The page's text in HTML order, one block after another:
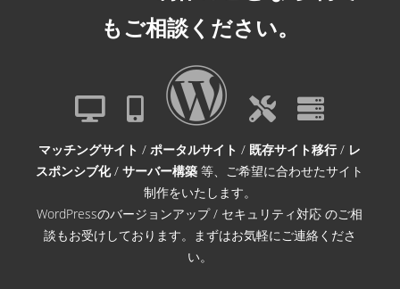
もご相談ください。
マッチングサイト / ポータルサイト / 既存サイト移行/ レ
スポンシブ化/サーバー構築 等、ご希望に合わせたサイト
制作をいたします。
WordPressのバージョンアップ / セキュリティ対応 のご相
談もお受けしております。まずはお気軽にご連絡くださ
い。